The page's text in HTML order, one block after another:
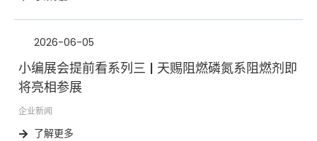
2026-06-05
小编展会提前看系列三 | 天赐阻燃磷氮系阻燃剂即
将亮相参展
企业新闻
了解更多